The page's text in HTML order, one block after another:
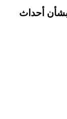
أحداث